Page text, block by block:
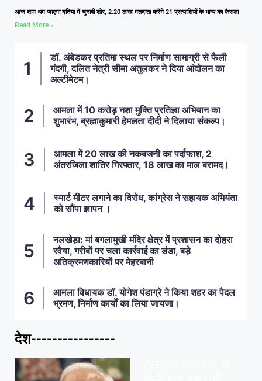
आज शाम थम जाएगा दतिया में चुनावी शोर, 2.20 लाख मतदाता करेंगे 21 प्रत्याशियों के भाग्य का फैसला
Read More »
डॉ. अंबेडकर प्रतिमा स्थल पर निर्माण सामाग्री से फैली
गंदगी, दलित नेत्री सीमा अतुलकर ने दिया आंदोलन का
अल्टीमेटम।
आमला में 10 करोड़ नशा मुक्ति प्रतिज्ञा अभियान का
शुभारंभ, ब्रह्माकुमारी हेमलता दीदी ने दिलाया संकल्प।
आमला में 20 लाख की नकबजनी का पर्दाफाश, 2
अंतरजिला शातिर गिरफ्तार, 18 लाख का माल बरामद।
स्मार्ट मीटर लगाने का विरोध, कांग्रेस ने सहायक अभियंता
को सौंपा ज्ञापन ।
नलखेड़ा: मां बगलामुखी मंदिर क्षेत्र में प्रशासन का दोहरा
रवैया, गरीबों पर चला कार्रवाई का डंडा, बड़े
अतिक्रमणकारियों पर मेहरबानी
आमला विधायक डॉ. योगेश पंडाग्रे ने किया शहर का पैदल
भ्रमण, निर्माण कार्यों का लिया जायजा।
देश----------------